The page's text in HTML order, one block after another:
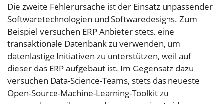
Die zweite Fehlerursache ist der Einsatz unpassender
Softwaretechnologien und Softwaredesigns. Zum
Beispiel versuchen ERP Anbieter stets, eine
transaktionale Datenbank zu verwenden, um
datenlastige Initiativen zu unterstützen, weil auf
dieser das ERP aufgebaut ist. Im Gegensatz dazu
versuchen Data-Science-Teams, stets das neueste
Open-Source-Machine-Learning-Toolkit zu